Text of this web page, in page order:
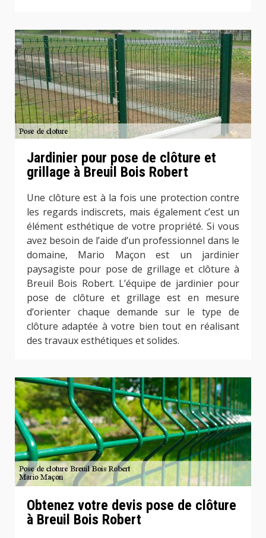
Jardinier pour pose de clôture et
grillage à Breuil Bois Robert
Une clôture est à la fois une protection contre
les regards indiscrets, mais également c’est un
élément esthétique de votre propriété. Si vous
avez besoin de l’aide d’un professionnel dans le
domaine, Mario Maçon est un jardinier
paysagiste pour pose de grillage et clôture à
Breuil Bois Robert. L’équipe de jardinier pour
pose de clôture et grillage est en mesure
d’orienter chaque demande sur le type de
clôture adaptée à votre bien tout en réalisant
des travaux esthétiques et solides.
Obtenez votre devis pose de clôture
à Breuil Bois Robert